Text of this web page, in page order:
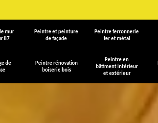
mur
87
Peintre et peinture
de façade
Peintre ferronnerie
fer et métal
de
Peintre rénovation
boiserie bois
Peintre en
bâtiment intérieur
et extérieur